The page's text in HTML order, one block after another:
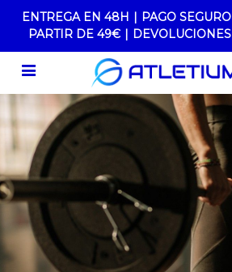
ENTREGA EN 48H | PAGO SEGURO
PARTIR DE 49€ | DEVOLUCIONES